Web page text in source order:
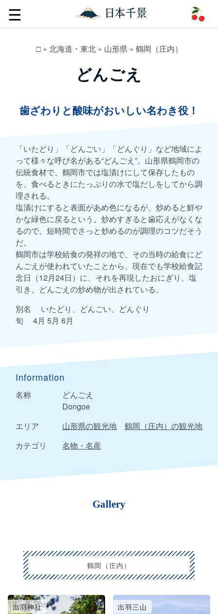
☰
□» 北海道・東北» 山形県» 鶴岡（庄内）
どんごえ
歯ざわりと酸味がおいしい名わき役！
「いたどり」「どんごい」「どんぐり」など地域によ
って様々な呼び名がある“どんごえ”。山形県鶴岡市の
伝統食材で、鶴岡市では塩漬けにして保存したもの
を、食べるときにたっぷりの水で塩だしをしてから調
理される。
塩漬けにすると表面があめ色になるが、炒めると鮮や
かな緑色に戻るという。炒めすぎると歯応えがなくな
るので、短時間でさっと炒めるのが調理のコツだそう
だ。
鶴岡市は学校給食の発祥の地で、その当時の給食にど
んごえが使われていたことから、現在でも学校給食記
念日（12月24日）に、それを再現したおにぎり、塩
引き、どんごえの炒め物が出されている。
別名 いたどり、どんごい、どんぐり
旬 4月 5月 6月
Information
名称
どんごえ
Dongoe
エリア
山形県の観光地
鶴岡（庄内）の観光地
カテゴリ
名物・名産
Gallery
鶴岡（庄内）
出羽神社 出羽三山